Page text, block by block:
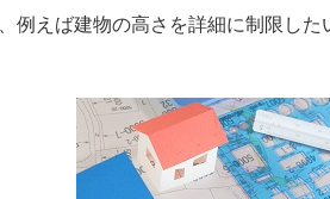
例えば建物の高さを詳細に制限し